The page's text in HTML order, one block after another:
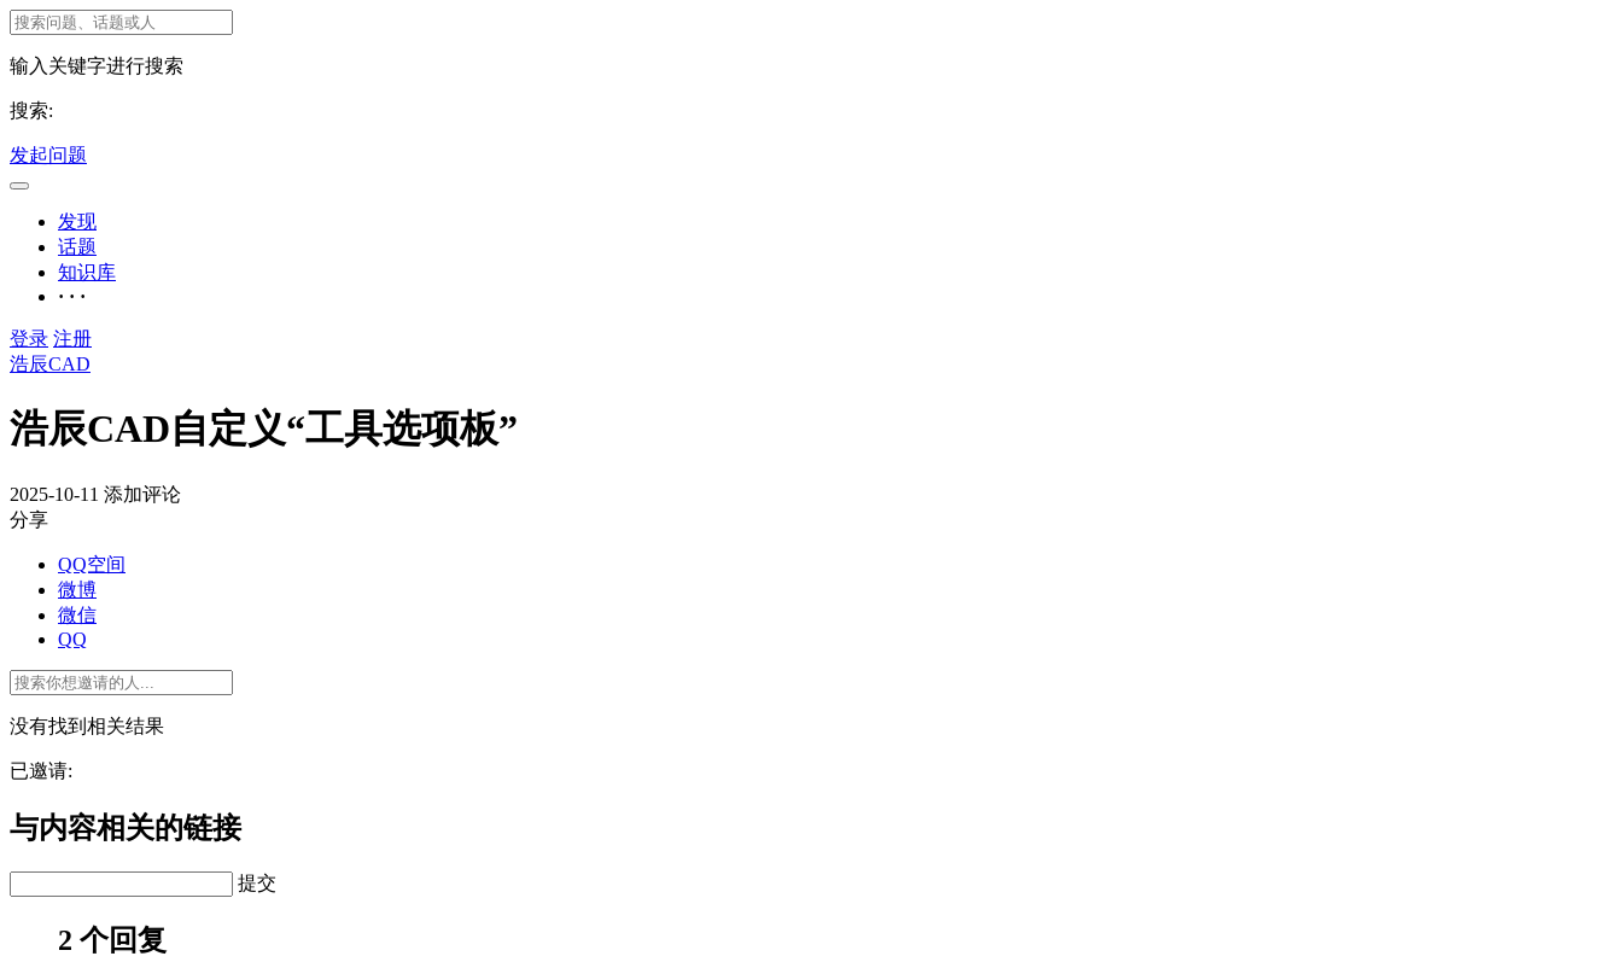
输入关键字进行搜索
搜索:
发起问题
发现
话题
知识库
· · ·
登录 注册
浩辰CAD
浩辰CAD自定义“工具选项板”
2025-10-11 添加评论
分享
QQ空间
微博
微信
QQ
没有找到相关结果
已邀请:
与内容相关的链接
提交
2 个回复